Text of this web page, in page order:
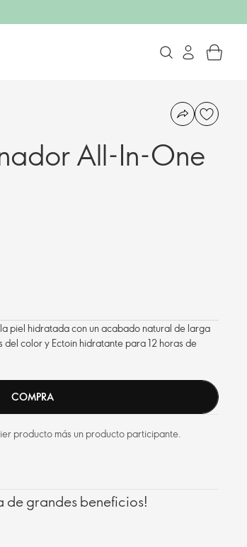
All-In-One
piel hidratada con un acabado natural de larga
color y Ectoin hidratante para 12 horas de
COMPRA
producto más un producto participante.
de grandes beneficios!